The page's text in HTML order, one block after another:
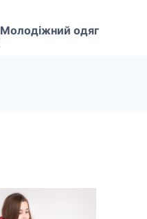
Молодіжний одяг